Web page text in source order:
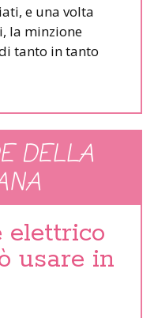
e una volta
la minzione
tanto in tanto
DELLA
elettrico
usare in